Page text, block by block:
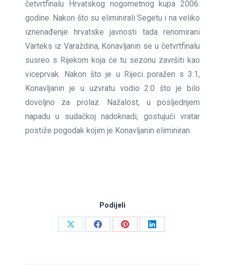
četvrtfinalu Hrvatskog nogometnog kupa 2006.
godine. Nakon što su eliminirali Segetu i na veliko
iznenađenje hrvatske javnosti tada renomirani
Varteks iz Varaždina, Konavljanin se u četvrtfinalu
susreo s Rijekom koja će tu sezonu završiti kao
viceprvak. Nakon što je u Rijeci poražen s 3:1,
Konavljanin je u uzvratu vodio 2:0 što je bilo
dovoljno za prolaz. Nažalost, u posljednjem
napadu u sudačkoj nadoknadi, gostujući vratar
postiže pogodak kojim je Konavljanin eliminiran.
Podijeli
Share
Share
Share
Share